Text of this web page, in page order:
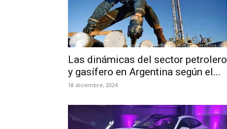
Las dinámicas del sector petrolero
y gasífero en Argentina según el...
18 diciembre, 2024